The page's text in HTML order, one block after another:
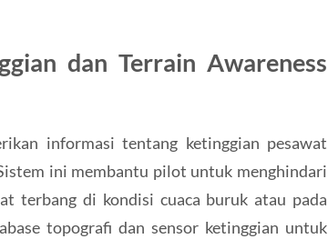
dan Terrain Awareness
informasi tentang ketinggian pesawat
ini membantu pilot untuk menghindari
terbang di kondisi cuaca buruk atau pada
topografi dan sensor ketinggian untuk